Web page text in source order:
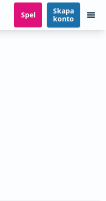
Spel
Skapa
konto